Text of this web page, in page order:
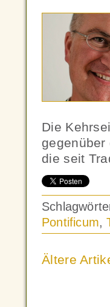
Die
die seit
Pontificum,
Ältere